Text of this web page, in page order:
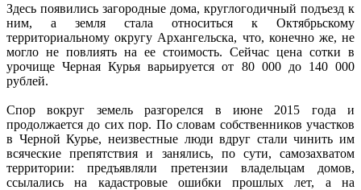
Здесь появились загородные дома, круглогодичный подъезд к
ним, а земля стала относиться к Октябрьскому
территориальному округу Архангельска, что, конечно же, не
могло не повлиять на ее стоимость. Сейчас цена сотки в
урочище Черная Курья варьируется от 80 000 до 140 000
рублей.
Спор вокруг земель разгорелся в июне 2015 года и
продолжается до сих пор. По словам собственников участков
в Черной Курье, неизвестные люди вдруг стали чинить им
всяческие препятствия и занялись, по сути, самозахватом
территории: предъявляли претензии владельцам домов,
ссылались на кадастровые ошибки прошлых лет, а на